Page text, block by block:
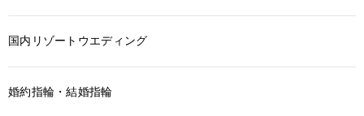
国内リゾートウエディング
婚約指輪・結婚指輪